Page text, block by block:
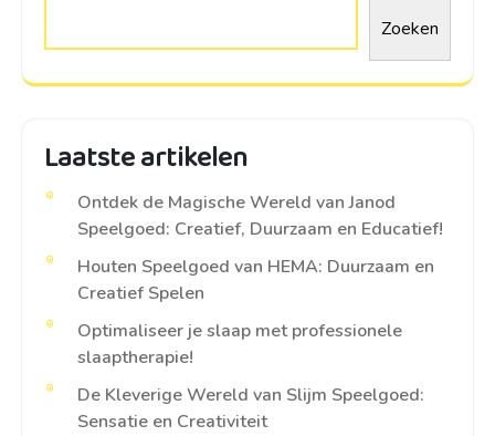
Zoeken
Laatste artikelen
Ontdek de Magische Wereld van Janod
Speelgoed: Creatief, Duurzaam en Educatief!
Houten Speelgoed van HEMA: Duurzaam en
Creatief Spelen
Optimaliseer je slaap met professionele
slaaptherapie!
De Kleverige Wereld van Slijm Speelgoed:
Sensatie en Creativiteit